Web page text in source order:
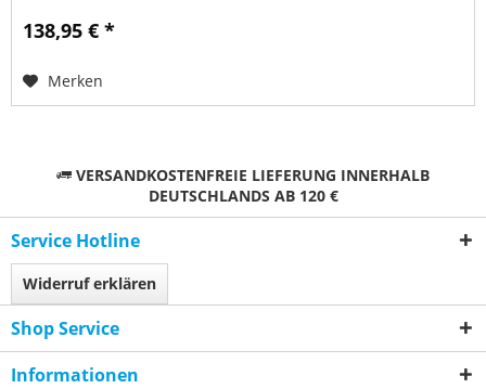
138,95 € *
Merken
VERSANDKOSTENFREIE LIEFERUNG INNERHALB
DEUTSCHLANDS AB 120 €
Service Hotline
Widerruf erklären
Shop Service
Informationen